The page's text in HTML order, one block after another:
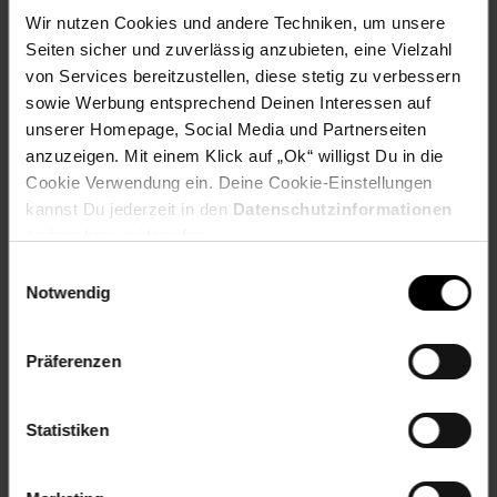
Wir nutzen Cookies und andere Techniken, um unsere
Seiten sicher und zuverlässig anzubieten, eine Vielzahl
von Services bereitzustellen, diese stetig zu verbessern
sowie Werbung entsprechend Deinen Interessen auf
unserer Homepage, Social Media und Partnerseiten
anzuzeigen. Mit einem Klick auf „Ok“ willigst Du in die
Cookie Verwendung ein. Deine Cookie-Einstellungen
kannst Du jederzeit in den Datenschutzinformationen
Notwendig
Präferenzen
Statistiken
mit Scholle: Fleisch und tierische Nebenerzeugnisse,
Fischnebenerzeugnisse (4% Scholle), Mineralstoffe,
pflanzliche Nebenerzeugnisse, Zucker, Hefe.
Analytische Bestandteile:Fettgehalt 1,5 %, Feuchtigkeit 87,5
%, Protein 7,5 %, Rohasche 1,8 %, Rohfaser 0,2 %
Futtermittelzusatzstoffe:
Zusatzstoffe außer Aromastoffe
Kontakt Hersteller:
beigefügter Aufstellung angegebenen Informationen
beziehen sich auf das aktuell gültige deutsche Format und